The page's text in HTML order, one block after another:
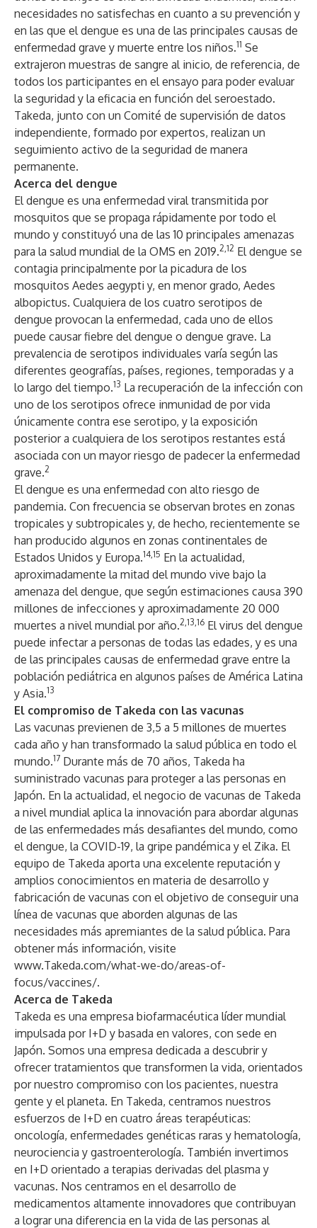
necesidades no satisfechas en cuanto a su prevención y
en las que el dengue es una de las principales causas de
enfermedad grave y muerte entre los niños.11 Se
extrajeron muestras de sangre al inicio, de referencia, de
todos los participantes en el ensayo para poder evaluar
la seguridad y la eficacia en función del seroestado.
Takeda, junto con un Comité de supervisión de datos
independiente, formado por expertos, realizan un
seguimiento activo de la seguridad de manera
permanente.
Acerca del dengue
El dengue es una enfermedad viral transmitida por
mosquitos que se propaga rápidamente por todo el
mundo y constituyó una de las 10 principales amenazas
para la salud mundial de la OMS en 2019.2,12 El dengue se
contagia principalmente por la picadura de los
mosquitos Aedes aegypti y, en menor grado, Aedes
albopictus. Cualquiera de los cuatro serotipos de
dengue provocan la enfermedad, cada uno de ellos
puede causar fiebre del dengue o dengue grave. La
prevalencia de serotipos individuales varía según las
diferentes geografías, países, regiones, temporadas y a
lo largo del tiempo.13 La recuperación de la infección con
uno de los serotipos ofrece inmunidad de por vida
únicamente contra ese serotipo, y la exposición
posterior a cualquiera de los serotipos restantes está
asociada con un mayor riesgo de padecer la enfermedad
grave.2
El dengue es una enfermedad con alto riesgo de
pandemia. Con frecuencia se observan brotes en zonas
tropicales y subtropicales y, de hecho, recientemente se
han producido algunos en zonas continentales de
Estados Unidos y Europa.14,15 En la actualidad,
aproximadamente la mitad del mundo vive bajo la
amenaza del dengue, que según estimaciones causa 390
millones de infecciones y aproximadamente 20 000
muertes a nivel mundial por año.2,13,16 El virus del dengue
puede infectar a personas de todas las edades, y es una
de las principales causas de enfermedad grave entre la
población pediátrica en algunos países de América Latina
y Asia.13
El compromiso de Takeda con las vacunas
Las vacunas previenen de 3,5 a 5 millones de muertes
cada año y han transformado la salud pública en todo el
mundo.17 Durante más de 70 años, Takeda ha
suministrado vacunas para proteger a las personas en
Japón. En la actualidad, el negocio de vacunas de Takeda
a nivel mundial aplica la innovación para abordar algunas
de las enfermedades más desafiantes del mundo, como
el dengue, la COVID-19, la gripe pandémica y el Zika. El
equipo de Takeda aporta una excelente reputación y
amplios conocimientos en materia de desarrollo y
fabricación de vacunas con el objetivo de conseguir una
línea de vacunas que aborden algunas de las
necesidades más apremiantes de la salud pública. Para
obtener más información, visite
www.Takeda.com/what-we-do/areas-of-
focus/vaccines/.
Acerca de Takeda
Takeda es una empresa biofarmacéutica líder mundial
impulsada por I+D y basada en valores, con sede en
Japón. Somos una empresa dedicada a descubrir y
ofrecer tratamientos que transformen la vida, orientados
por nuestro compromiso con los pacientes, nuestra
gente y el planeta. En Takeda, centramos nuestros
esfuerzos de I+D en cuatro áreas terapéuticas:
oncología, enfermedades genéticas raras y hematología,
neurociencia y gastroenterología. También invertimos
en I+D orientado a terapias derivadas del plasma y
vacunas. Nos centramos en el desarrollo de
medicamentos altamente innovadores que contribuyan
a lograr una diferencia en la vida de las personas al